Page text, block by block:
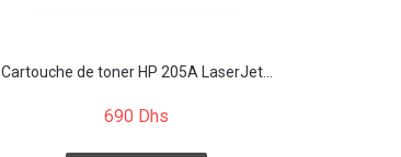
Cartouche de toner HP 205A LaserJet...
690 Dhs